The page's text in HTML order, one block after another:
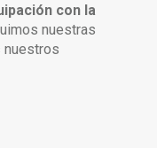
con la
nuestras
nuestros